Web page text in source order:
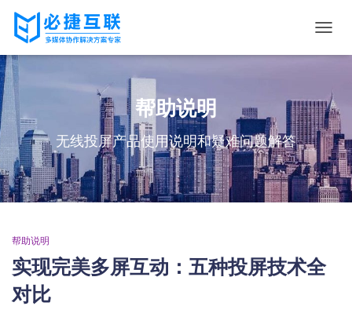
换
帮助说明
无线投屏产品使用说明和疑难问题解答
帮助说明
实现完美多屏互动：五种投屏技术全
对比